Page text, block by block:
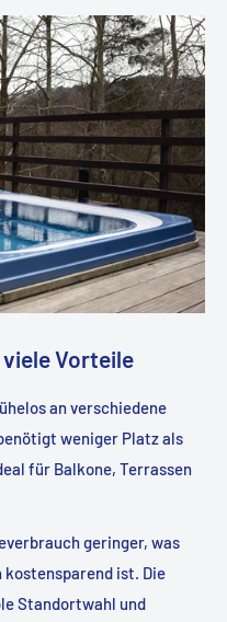
Vorteile
an verschiedene
weniger Platz als
für Balkone, Terrassen
geringer, was
ist. Die
Standortwahl und